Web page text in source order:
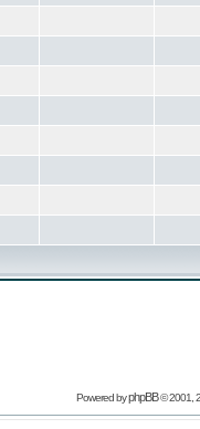
Powered byphpBB© 2001,